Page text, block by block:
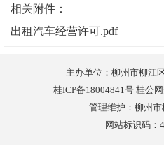
相关附件：
出租汽车经营许可.pdf
主办单位：柳州市柳
桂ICP备18004841号 桂公
管理维护：柳州
网站标识码：